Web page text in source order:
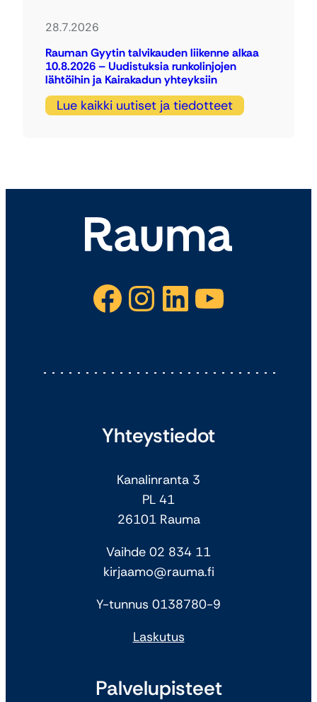
28.7.2026
Rauman Gyytin talvikauden liikenne alkaa
10.8.2026 – Uudistuksia runkolinjojen
lähtöihin ja Kairakadun yhteyksiin
Lue kaikki uutiset ja tiedotteet
Facebook Instagram LinkedIn YouTube
Yhteystiedot
Kanalinranta 3
PL 41
26101 Rauma
Vaihde 02 834 11
kirjaamo@rauma.fi
Y-tunnus 0138780-9
Laskutus
Palvelupisteet